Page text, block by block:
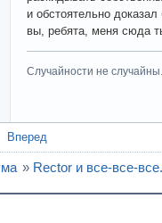
и обстоятельно
вы, ребята, меня сюда
Случайности не случайны.
Вперед
» Rector и все-все-